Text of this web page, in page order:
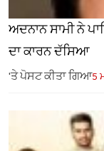
ਅਦਨਾਨ ਸਾਮੀ ਨੇ
ਦਾ ਕਾਰਨ ਦੱਸਿਆ
'ਤੇ ਪੋਸਟ ਕੀਤਾ ਗਿਆ5